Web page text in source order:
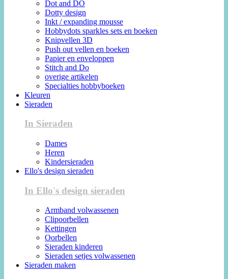
Dot and DO
Dotty design
Inkt / expanding mousse
Hobbydots sparkles sets en boeken
Knipvellen 3D
Push out vellen en boeken
Papier en enveloppen
Stitch and Do
overige artikelen
Specialties hobbyboeken
Kleuren
Sieraden
In Sieraden
Dames
Heren
Kindersieraden
Ello's design sieraden
In Ello's design sieraden
Armband volwassenen
Clipoorbellen
Kettingen
Oorbellen
Sieraden kinderen
Sieraden setjes volwassenen
Sieraden maken